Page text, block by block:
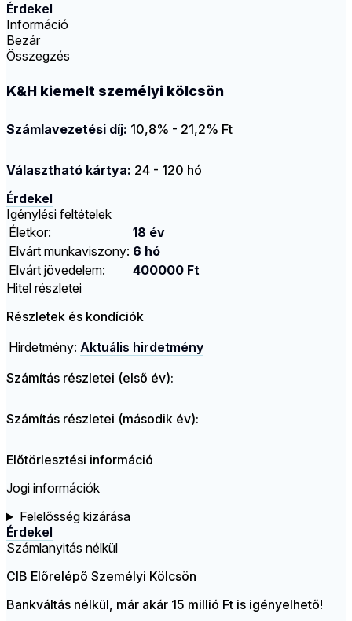
Érdekel
Információ
Bezár
Összegzés
K&H kiemelt személyi kölcsön
Számlavezetési díj: 10,8% - 21,2% Ft
Választható kártya: 24 - 120 hó
Érdekel
Igénylési feltételek
Életkor:
18 év
Elvárt munkaviszony: 6 hó
Elvárt jövedelem:
400000 Ft
Hitel részletei
Részletek és kondíciók
Hirdetmény: Aktuális hirdetmény
Számítás részletei (első év):
Számítás részletei (második év):
Előtörlesztési információ
Jogi információk
Felelősség kizárása
Érdekel
Számlanyitás nélkül
CIB Előrelépő Személyi Kölcsön
Bankváltás nélkül, már akár 15 millió Ft is igényelhető!